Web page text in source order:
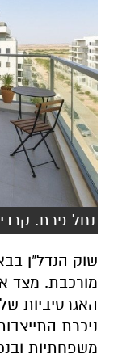
נחל פרת.
שוק הנדל"ן
מורכבת. מצד
ניכרת
משפחתיות